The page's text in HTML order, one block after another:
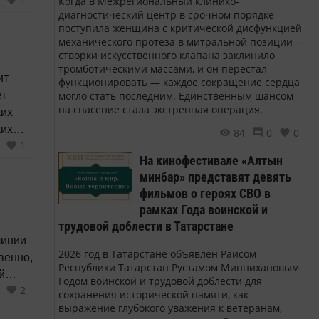
1
2
диагностический центр в срочном порядке
поступила женщина с критической дисфункцией
механического протеза в митральной позиции —
створки искусственного клапана заклинило
тромботическими массами, и он перестал
функционировать — каждое сокращение сердца
могло стать последним. Единственным шансом
на спасение стала экстренная операция.
84
0 0
На кинофестивале «Алтын
минбар» представят девять
фильмов о героях СВО в
рамках Года воинской и
трудовой доблести в Татарстане
2026 год в Татарстане объявлен Раисом
Республики Татарстан Рустамом Миннихановым
Годом воинской и трудовой доблести для
сохранения исторической памяти, как
выражение глубокого уважения к ветеранам,